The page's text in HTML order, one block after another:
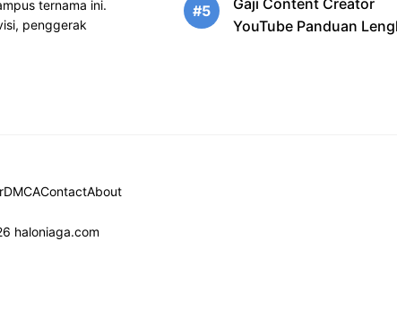
ternama ini.
penggerak
#5
Gaji Content Creator
YouTube Panduan
DMCAContactAbout
haloniaga.com